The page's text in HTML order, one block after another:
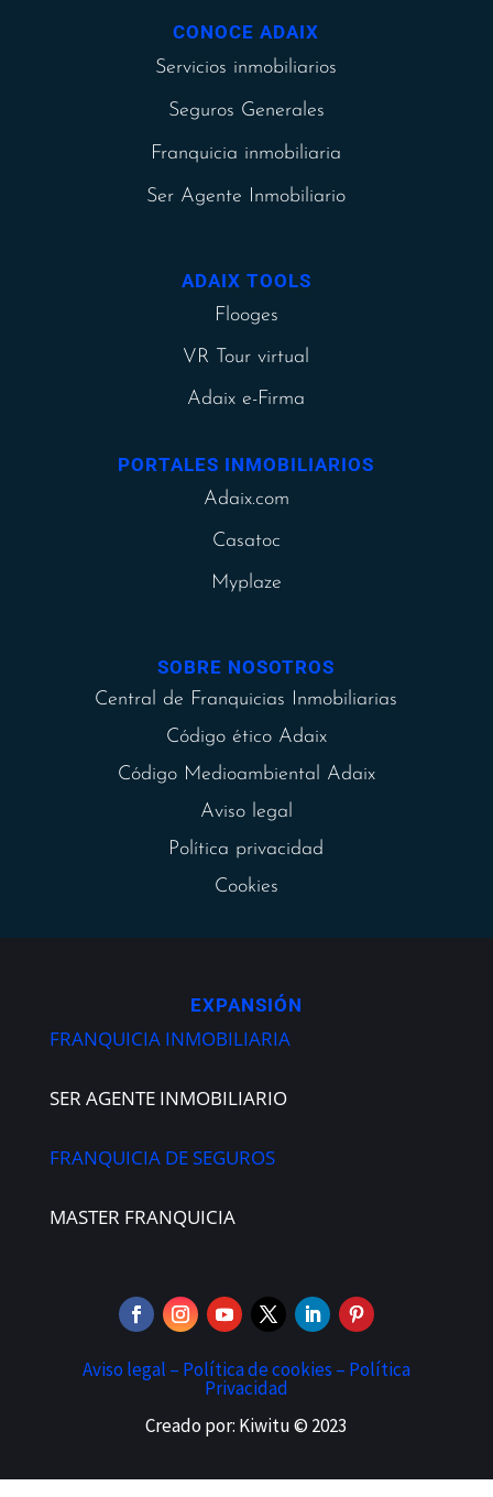
CONOCE ADAIX
Servicios inmobiliarios
Seguros Generales
Franquicia inmobiliaria
Ser Agente Inmobiliario
ADAIX TOOLS
Flooges
VR Tour virtual
Adaix e-Firma
PORTALES INMOBILIARIOS
Adaix.com
Casatoc
Myplaze
SOBRE NOSOTROS
Central de Franquicias Inmobiliarias
Código ético Adaix
Código Medioambiental Adaix
Aviso legal
Política privacidad
Cookies
EXPANSIÓN
FRANQUICIA INMOBILIARIA
SER AGENTE INMOBILIARIO
FRANQUICIA DE SEGUROS
MASTER FRANQUICIA
Aviso legal – Política de cookies – Política
Privacidad
Creado por: Kiwitu © 2023